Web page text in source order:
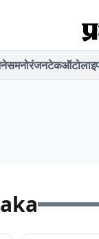
मनोरंजनटेकऑटो